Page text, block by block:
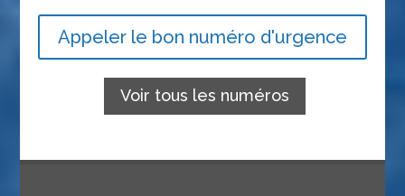
Appeler le bon numéro d'urgence
Voir tous les numéros